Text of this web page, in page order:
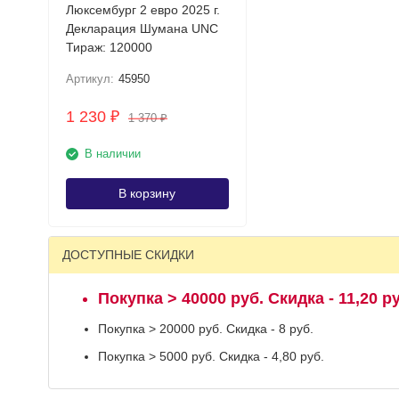
Люксембург 2 евро 2025 г.
Декларация Шумана UNC
Тираж: 120000
Артикул: 45950
1 230 ₽ 1 370₽
В наличии
В корзину
ДОСТУПНЫЕ СКИДКИ
Покупка > 40000 руб. Скидка - 11,20
Покупка > 20000 руб. Скидка - 8 руб.
Покупка > 5000 руб. Скидка - 4,80 руб.